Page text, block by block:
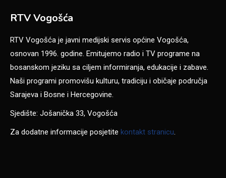
RTV Vogošća
RTV Vogošća je javni medijski servis općine Vogošća,
osnovan 1996. godine. Emitujemo radio i TV programe na
bosanskom jeziku sa ciljem informiranja, edukacije i zabave.
Naši programi promovišu kulturu, tradiciju i običaje područja
Sarajeva i Bosne i Hercegovine.
Sjedište: Jošanička 33, Vogošća
Za dodatne informacije posjetite kontakt stranicu